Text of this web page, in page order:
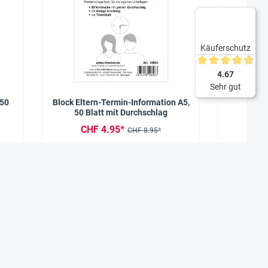
Block Eltern-Termin-Information A5,
50 Blatt mit Durchschlag
CHF 4.95* CHF 8.95*
Käuferschutz
Durchschnittliche
4.67
Sehr gut